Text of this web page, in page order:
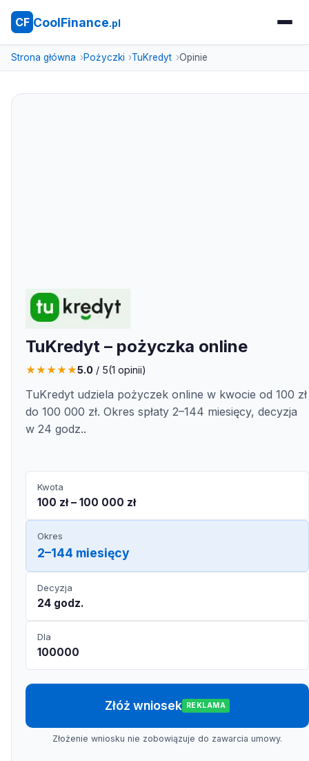
CF CoolFinance.pl
Strona główna Pożyczki TuKredyt Opinie
TuKredyt – pożyczka online
★★★★★5.0 / 5(1 opinii)
TuKredyt udziela pożyczek online w kwocie od 100 zł
do 100 000 zł. Okres spłaty 2–144 miesięcy, decyzja
w 24 godz..
Kwota
100 zł – 100 000 zł
Okres
2–144 miesięcy
Decyzja
24 godz.
Dla
100000
Złóż wniosek REKLAMA
Złożenie wniosku nie zobowiązuje do zawarcia umowy.